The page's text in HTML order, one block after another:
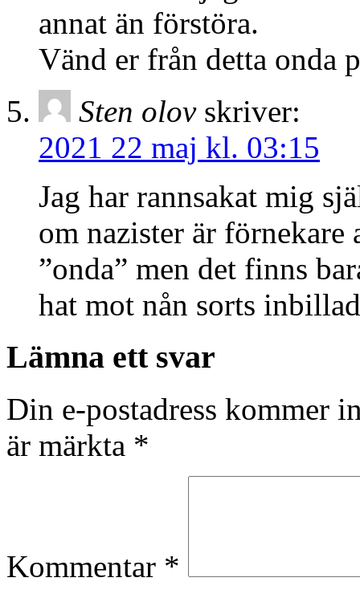
annat än förstöra.
Vänd er från detta onda
Sten olov skriver:
2021 22 maj kl. 03:15
Jag har rannsakat mig
om nazister är förnekare
”onda” men det finns
hat mot nån sorts
Lämna ett svar
Din e-postadress kommer
är märkta *
Kommentar *